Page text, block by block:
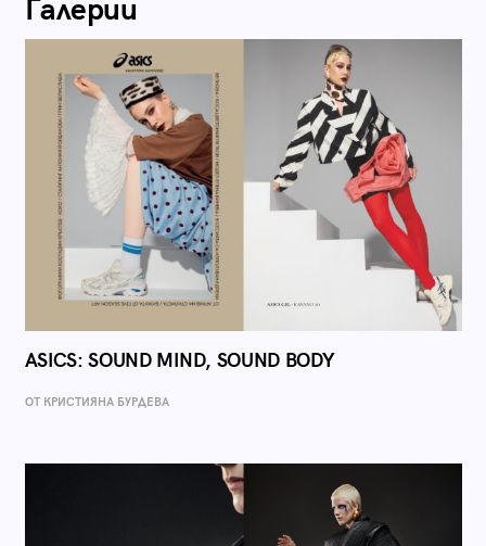
Галерии
ASICS: SOUND MIND, SOUND BODY
ОТ КРИСТИЯНА БУРДЕВА